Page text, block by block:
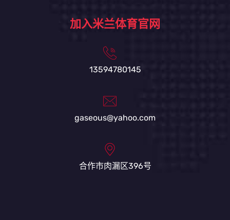
加入米兰体育官网
13594780145
gaseous@yahoo.com
合作市肉漏区396号